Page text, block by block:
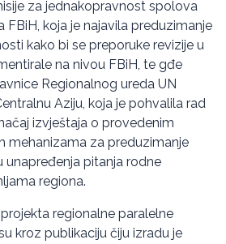
za jednakopravnost spolova
FBiH, koja je najavila preduzimanje
kako bi se preporuke revizije u
na nivou FBiH, te gđe
Regionalnog ureda UN
Aziju, koja je pohvalila rad
izvještaja o provedenim
mehanizama za preduzimanje
unapređenja pitanja rodne
regiona.
regionalne paralelne
kroz publikaciju čiju izradu je